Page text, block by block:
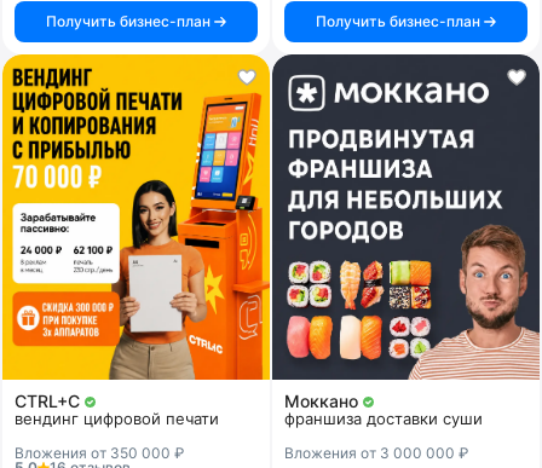
Получить бизнес-план
Получить бизнес-план
CTRL+C
вендинг цифровой печати
Вложения от 350 000 ₽
Моккано
франшиза доставки суши
Вложения от 3 000 000 ₽